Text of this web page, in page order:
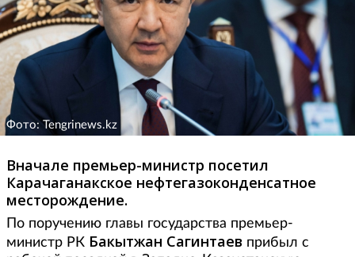
Фото: Tengrinews.kz
Вначале премьер-министр посетил
Карачаганакское нефтегазоконденсатное
месторождение.
По поручению главы государства премьер-
министр РК Бакытжан Сагинтаев прибыл с